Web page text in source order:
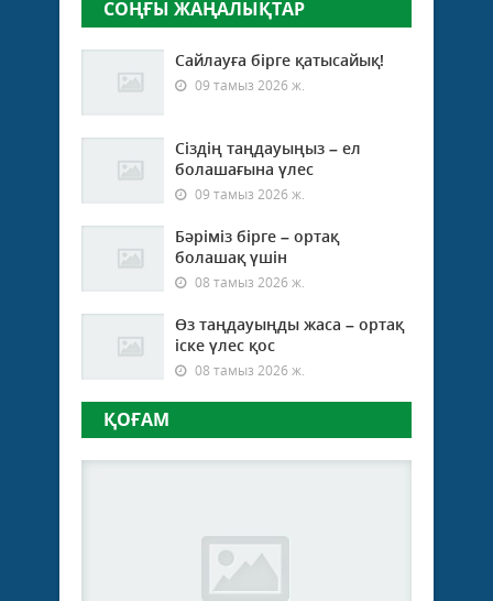
СОҢҒЫ ЖАҢАЛЫҚТАР
Сайлауға бірге қатысайық!
09 тамыз 2026 ж.
Сіздің таңдауыңыз – ел
болашағына үлес
09 тамыз 2026 ж.
Бәріміз бірге – ортақ
болашақ үшін
08 тамыз 2026 ж.
Өз таңдауыңды жаса – ортақ
іске үлес қос
08 тамыз 2026 ж.
ҚОҒАМ